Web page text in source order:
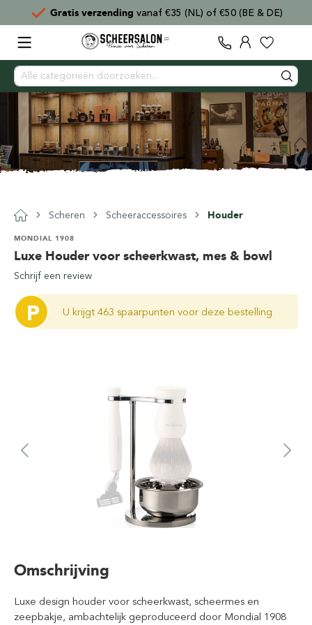
Gratis verzendingvanaf €35 (NL) of €50 (BE & DE)
Scheren Scheeraccessoires Houder
Luxe Houder voor scheerkwast, mes & bowl
MONDIAL 1908
Schrijf een review
P U krijgt 463 spaarpunten voor deze bestelling
Omschrijving
Luxe design houder voor scheerkwast, scheermes en
zeepbakje, ambachtelijk geproduceerd door Mondial 1908